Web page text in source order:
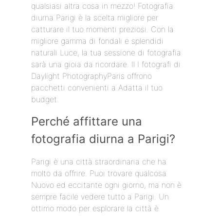
qualsiasi altra cosa in mezzo! Fotografia
diurna Parigi è la scelta migliore per
catturare il tuo momenti preziosi. Con la
migliore gamma di fondali e splendidi
naturali Luce, la tua sessione di fotografia
sarà una gioia da ricordare. Il I fotografi di
Daylight PhotographyParis offrono
pacchetti convenienti a Adatta il tuo
budget.
Perché affittare una
fotografia diurna a Parigi?
Parigi è una città straordinaria che ha
molto da offrire. Puoi trovare qualcosa
Nuovo ed eccitante ogni giorno, ma non è
sempre facile vedere tutto a Parigi. Un
ottimo modo per esplorare la città è